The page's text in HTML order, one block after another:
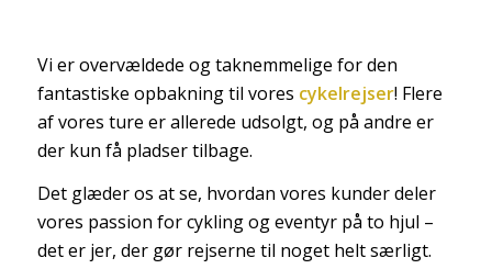
Vi er overvældede og taknemmelige for den
fantastiske opbakning til vores cykelrejser! Flere
af vores ture er allerede udsolgt, og på andre er
der kun få pladser tilbage.
Det glæder os at se, hvordan vores kunder deler
vores passion for cykling og eventyr på to hjul –
det er jer, der gør rejserne til noget helt særligt.